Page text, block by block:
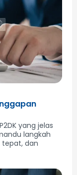
yang jelas
langkah
tepat, dan